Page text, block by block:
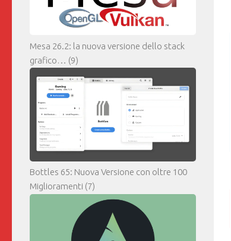
Mesa 26.2: la nuova versione dello stack
grafico… (9)
Bottles 65: Nuova Versione con oltre 100
Miglioramenti (7)